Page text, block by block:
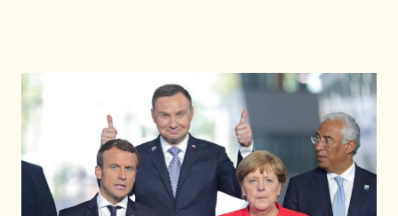
krzyczała na europejskich liderów, aby wstali z kolan, bo jak nie
to będą płakać, to Prawo i Sprawiedliwość nie ma powodów do
radości. Andrzejowi Dudzie należy odebrać tytuł doktora prawa.